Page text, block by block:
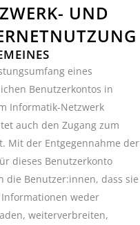
UND
eines
Benutzerkontos in
Informatik-Netzwerk
auch den Zugang zum
Mit der Entgegennahme der
dieses Benutzerkonto
die Benutzer:innen, dass sie
weder
weiterverbreiten,